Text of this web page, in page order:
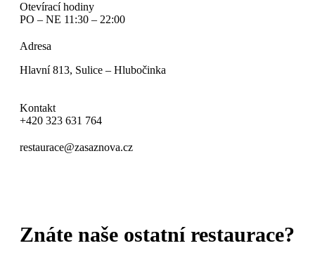
Otevírací hodiny
PO – NE 11:30 – 22:00
Adresa
Hlavní 813, Sulice – Hlubočinka
Kontakt
+420 323 631 764
restaurace@zasaznova.cz
Znáte naše ostatní restaurace?